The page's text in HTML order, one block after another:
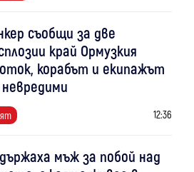
съобщи за две
край Ормузкия
корабът и екипажът
невредими
12:36
мъж за побой над